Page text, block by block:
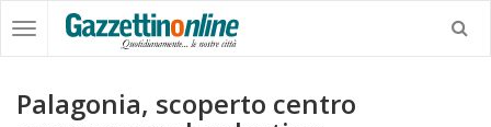
Palagonia, scoperto centro